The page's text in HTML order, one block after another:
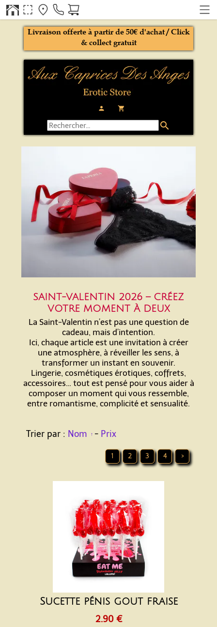
person local_grocery_store
Livraison offerte à partir de 50€ d'achat / Click
& collect gratuit
search
SAINT-VALENTIN 2026 – CRÉEZ
VOTRE MOMENT À DEUX
La Saint-Valentin n’est pas une question de
cadeau, mais d’intention.
Ici, chaque article est une invitation à créer
une atmosphère, à réveiller les sens, à
transformer un instant en souvenir.
Lingerie, cosmétiques érotiques, coffrets,
accessoires… tout est pensé pour vous aider à
composer un moment qui vous ressemble,
entre romantisme, complicité et sensualité.
Trier par : Nom - Prix
1 2 3 4 >
Sucette pénis gout fraise
2.90 €